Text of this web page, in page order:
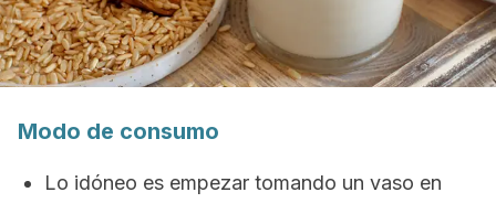
Modo de consumo
Lo idóneo es empezar tomando un vaso en